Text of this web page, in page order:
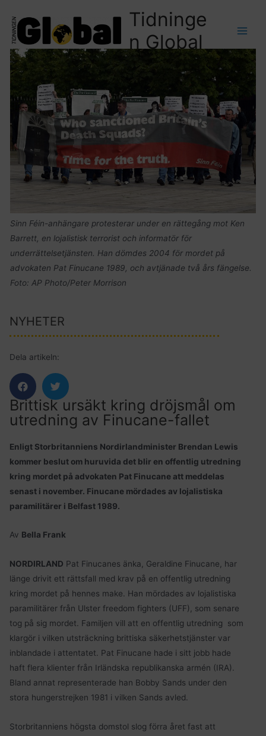
Tidninge
n Global
Sinn Féin-anhängare protesterar under en rättegång mot Ken
Barrett, en lojalistisk terrorist och informatör för
underrättelsetjänsten. Han dömdes 2004 för mordet på
advokaten Pat Finucane 1989, och avtjänade två års fängelse.
Foto: AP Photo/Peter Morrison
NYHETER
Dela artikeln:
Brittisk ursäkt kring dröjsmål om
utredning av Finucane-fallet
Enligt Storbritanniens Nordirlandminister Brendan Lewis
kommer beslut om huruvida det blir en offentlig utredning
kring mordet på advokaten Pat Finucane att meddelas
senast i november. Finucane mördades av lojalistiska
paramilitärer i Belfast 1989.
Av Bella Frank
NORDIRLAND Pat Finucanes änka, Geraldine Finucane, har
länge drivit ett rättsfall med krav på en offentlig utredning
kring mordet på hennes make. Han mördades av lojalistiska
paramilitärer från Ulster freedom fighters (UFF), som senare
tog på sig mordet. Familjen vill att en offentlig utredning
som
klargör i vilken utsträckning brittiska säkerhetstjänster var
inblandade i attentatet. Pat Finucane hade i sitt jobb hade
haft flera klienter från Irländska republikanska armén (IRA).
Bland annat representerade han Bobby Sands under den
stora hungerstrejken 1981 i vilken Sands avled.
Storbritanniens högsta domstol slog förra året fast att